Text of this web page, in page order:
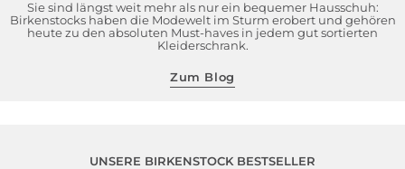
Sie sind längst weit mehr als nur ein bequemer Hausschuh:
Birkenstocks haben die Modewelt im Sturm erobert und gehören
heute zu den absoluten Must-haves in jedem gut sortierten
Kleiderschrank.
Zum Blog
UNSERE BIRKENSTOCK BESTSELLER